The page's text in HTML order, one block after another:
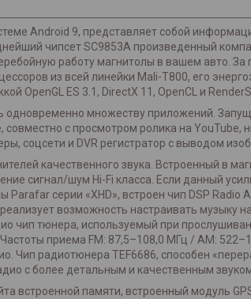
Android 9, представляет собой
чипсет SC9853A произведенный
работу магнитолы в вашем авто.
из всей линейки Mali-T800, его
OpenGL ES 3.1, DirectX 11, OpenCL и
одновременно множеству приложений.
с просмотром ролика на YouTube,
соцсети и DVR регистратор с выводом
качественного звука. Встроенный в
сигнал/шум Hi-Fi класса. Если данный
серии «XHD», встроен чип DSP Radio
возможность настраивать музыку
чип тюнера, используемый при
приема FM: 87,5–108,0 МГц / AM:
Чип радиотюнера TEF6686, способен
с более детальным и качественным
встроенной памяти, встроенный модуль